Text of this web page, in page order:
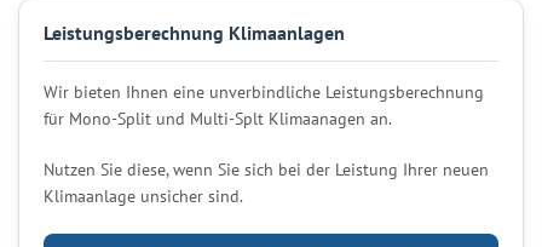
Leistungsberechnung Klimaanlagen
Wir bieten Ihnen eine unverbindliche Leistungsberechnung
für Mono-Split und Multi-Splt Klimaanagen an.
Nutzen Sie diese, wenn Sie sich bei der Leistung Ihrer neuen
Klimaanlage unsicher sind.